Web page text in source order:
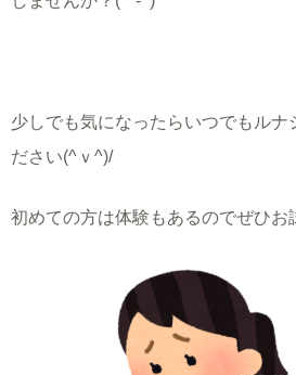
少しでも気になったらいつでもルナ
ださい(^ｖ^)/
初めての方は体験もあるのでぜひ